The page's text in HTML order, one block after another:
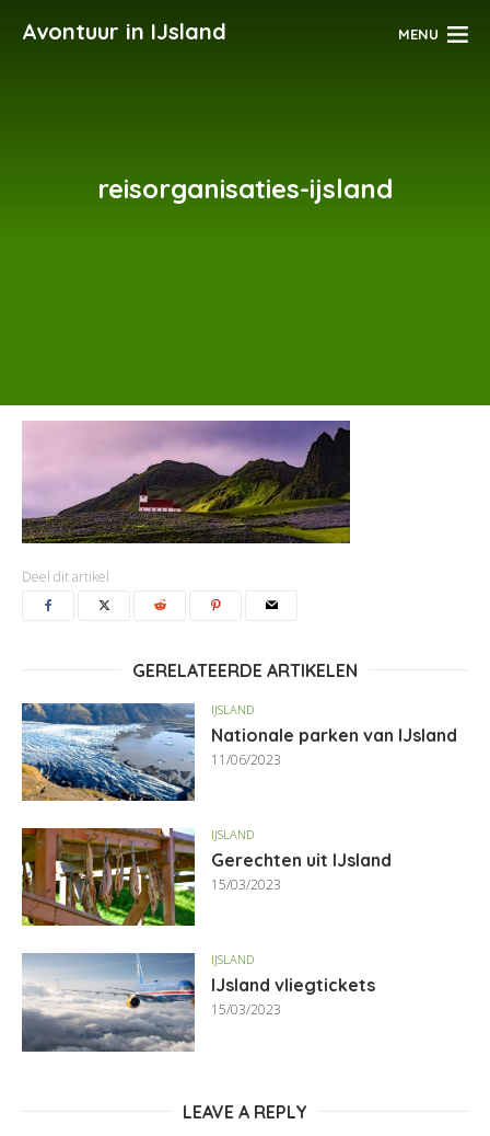
Avontuur in IJsland MENU
reisorganisaties-ijsland
Deel dit artikel
GERELATEERDE ARTIKELEN
IJSLAND
Nationale parken van IJsland
11/06/2023
IJSLAND
Gerechten uit IJsland
15/03/2023
IJSLAND
IJsland vliegtickets
15/03/2023
LEAVE A REPLY